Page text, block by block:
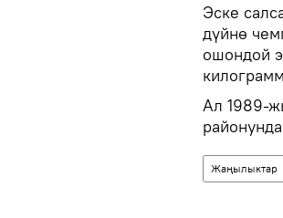
Эске
дүйнө
ошондой
Ал 1989-
Жаңылыктар